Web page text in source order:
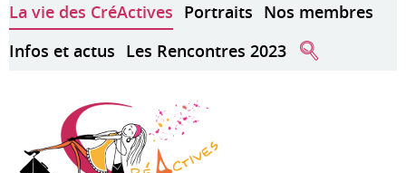
La vie des CréActives Portraits Nos membres
Infos et actus Les Rencontres 2023